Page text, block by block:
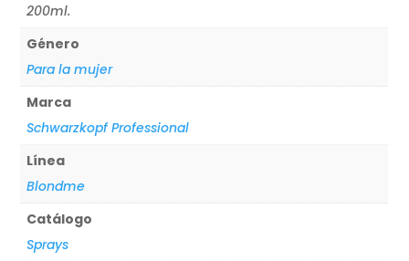
200ml.
Género
Para la mujer
Marca
Schwarzkopf Professional
Línea
Blondme
Catálogo
Sprays